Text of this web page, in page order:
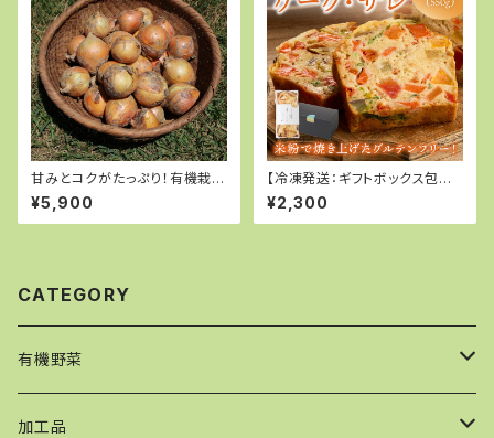
甘みとコクがたっぷり！有機栽培
玉ねぎ 10kg
¥5,900
【冷凍発送：ギフトボックス包装】
有機やさいたっぷり 京都ケー
ク・サレ 550g
¥2,300
CATEGORY
有機野菜
【発送：単発】野菜セット
加工品